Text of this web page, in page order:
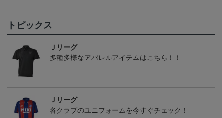
トピックス
Ｊリーグ
多種多様なアパレルアイテムはこちら！！
Ｊリーグ
各クラブのユニフォームを今すぐチェック！